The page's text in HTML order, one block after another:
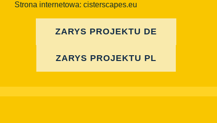
Strona internetowa: cisterscapes.eu
ZARYS PROJEKTU DE
ZARYS PROJEKTU PL